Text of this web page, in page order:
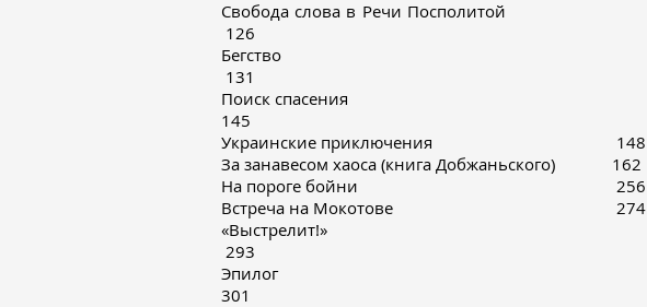
Свобода слова в Речи Посполитой
126
Бегство
131
Поиск спасения
145
Украинские приключения 148
За занавесом хаоса (книга Добжаньского) 162
На пороге бойни 256
Встреча на Мокотове 274
«Выстрелит!»
293
Эпилог
301